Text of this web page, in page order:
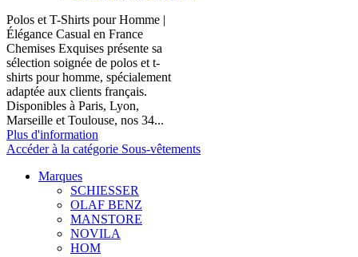
Polos et T-Shirts pour Homme |
Élégance Casual en France
Chemises Exquises présente sa
sélection soignée de polos et t-
shirts pour homme, spécialement
adaptée aux clients français.
Disponibles à Paris, Lyon,
Marseille et Toulouse, nos 34...
Plus d'information
Accéder à la catégorie Sous-vêtements
Marques
SCHIESSER
OLAF BENZ
MANSTORE
NOVILA
HOM